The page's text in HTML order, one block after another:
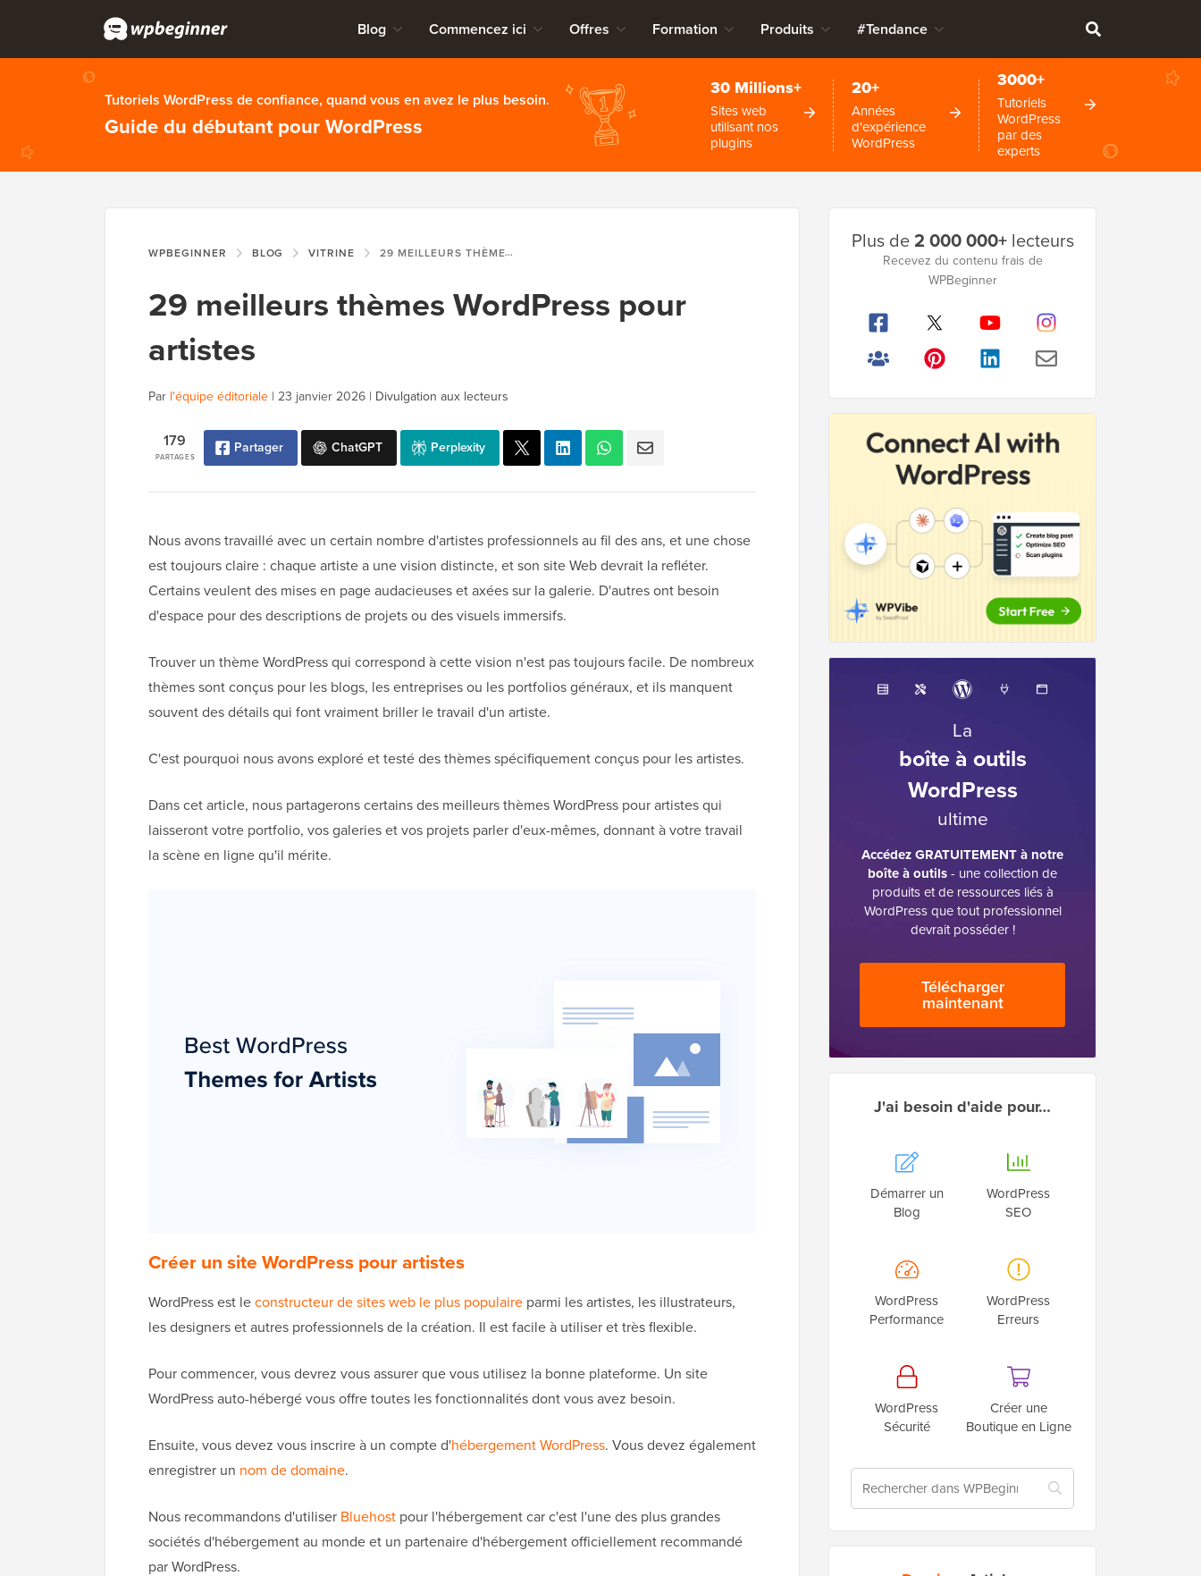
Blog Commencez ici Offres Formation Produits #Tendance
Tutoriels WordPress de confiance, quand vous en avez le plus besoin.
Guide du débutant pour WordPress
30 Millions+
Sites web
utilisant nos
plugins
20+
Années
d'expérience
WordPress
3000+
Tutoriels
WordPress
par des
experts
WPBEGINNER BLOG VITRINE 29 MEILLEURS THÈMES WORDPRESS POUR ARTISTES
29 meilleurs thèmes WordPress pour
artistes
Par l'équipe éditoriale | 23 janvier 2026 | Divulgation aux lecteurs
PARTAGES
179 Partager ChatGPT Perplexity
Nous avons travaillé avec un certain nombre d'artistes professionnels au fil des ans, et une chose
est toujours claire : chaque artiste a une vision distincte, et son site Web devrait la refléter.
Certains veulent des mises en page audacieuses et axées sur la galerie. D'autres ont besoin
d'espace pour des descriptions de projets ou des visuels immersifs.
Trouver un thème WordPress qui correspond à cette vision n'est pas toujours facile. De nombreux
thèmes sont conçus pour les blogs, les entreprises ou les portfolios généraux, et ils manquent
souvent des détails qui font vraiment briller le travail d'un artiste.
C'est pourquoi nous avons exploré et testé des thèmes spécifiquement conçus pour les artistes.
Dans cet article, nous partagerons certains des meilleurs thèmes WordPress pour artistes qui
laisseront votre portfolio, vos galeries et vos projets parler d'eux-mêmes, donnant à votre travail
la scène en ligne qu'il mérite.
Créer un site WordPress pour artistes
WordPress est leconstructeur de sites web le plus populaire parmi les artistes, les illustrateurs,
les designers et autres professionnels de la création. Il est facile à utiliser et très flexible.
Pour commencer, vous devrez vous assurer que vous utilisez la bonne plateforme. Un site
WordPress auto-hébergé vous offre toutes les fonctionnalités dont vous avez besoin.
Ensuite, vous devez vous inscrire à un compte d'hébergement WordPress. Vous devez également
enregistrer un nom de domaine.
Nous recommandons d'utiliser Bluehost pour l'hébergement car c'est l'une des plus grandes
sociétés d'hébergement au monde et un partenaire d'hébergement officiellement recommandé
par WordPress.
latérale
Plus de2 000 000+lecteurs
Recevez du contenu frais de
WPBeginner
La
boîte à outils
WordPress
ultime
Accédez GRATUITEMENT à notre
boîte à outils- une collection de
produits et de ressources liés à
WordPress que tout professionnel
devrait posséder !
Télécharger
maintenant
J'ai besoin d'aide pour…
Démarrer un
Blog
WordPress
SEO
WordPress
Performance
WordPress
Erreurs
WordPress
Sécurité
Créer une
Boutique en Ligne